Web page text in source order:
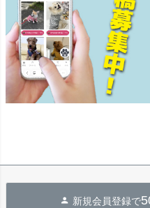
新規会員登録で